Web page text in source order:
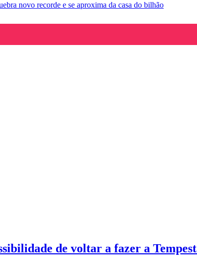
novo recorde e se aproxima da casa do bilhão
de voltar a fazer a